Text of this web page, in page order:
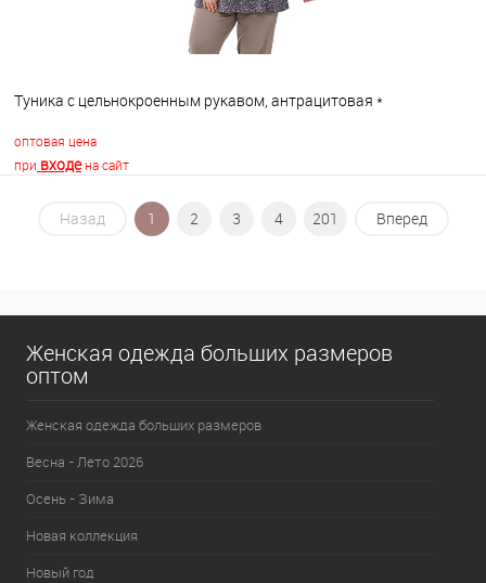
Туника с цельнокроенным рукавом, антрацитовая *
оптовая цена
при входена сайт
В корзину
Назад 1 2 3 4 201 Вперед
Женская одежда больших размеров
оптом
Женская одежда больших размеров
Весна - Лето 2026
Осень - Зима
Новая коллекция
Новый год